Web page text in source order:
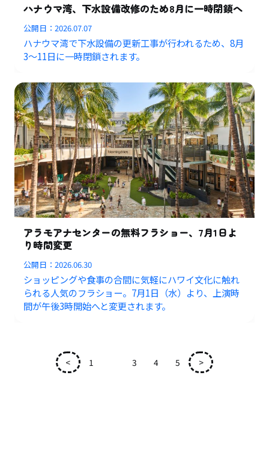
ハナウマ湾、下水設備改修のため8月に一時閉鎖へ
公開日：2026.07.07
ハナウマ湾で下水設備の更新工事が行われるため、8月
3〜11日に一時閉鎖されます。
アラモアナセンターの無料フラショー、7月1日よ
り時間変更
公開日：2026.06.30
ショッピングや食事の合間に気軽にハワイ文化に触れ
られる人気のフラショー。7月1日（水）より、上演時
間が午後3時開始へと変更されます。
< 1 3 4 5 >